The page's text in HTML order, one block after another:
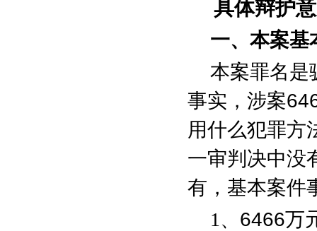
具体辩护
一、本案基
本案罪名是
事实，涉案
用什么犯罪方
一审判决中没
有，基本案件
1 、 6466万